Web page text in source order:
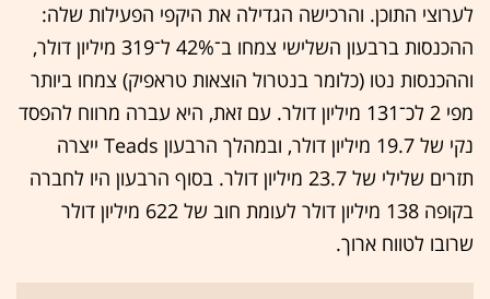
לערוצי התוכן. והרכישה הגדילה את היקפי הפעילות שלה:
ההכנסות ברבעון השלישי צמחו ב־42% ל־319 מיליון דולר,
וההכנסות נטו (כלומר בנטרול הוצאות טראפיק) צמחו ביותר
מפי 2 לכ־131 מיליון דולר. עם זאת, היא עברה מרווח להפסד
נקי של 19.7 מיליון דולר, ובמהלך הרבעון Teads ייצרה
תזרים שלילי של 23.7 מיליון דולר. בסוף הרבעון היו לחברה
בקופה 138 מיליון דולר לעומת חוב של 622 מיליון דולר
שרובו לטווח ארוך.